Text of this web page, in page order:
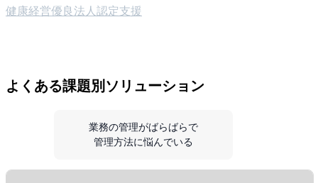
健康経営優良法人認定支援
よくある課題別ソリューション
業務の管理がばらばらで
管理方法に悩んでいる